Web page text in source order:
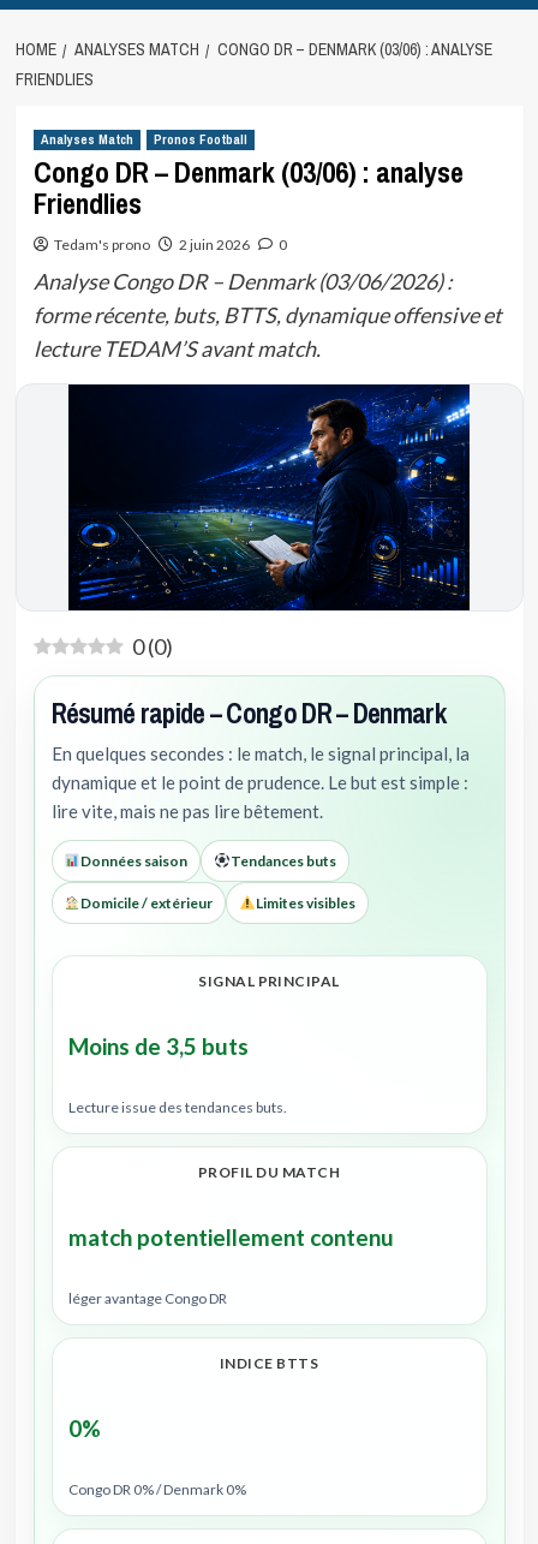
HOME ANALYSES MATCH
CONGO DR – DENMARK (03/06) : ANALYSE
FRIENDLIES
Analyses Match Pronos Football
Congo DR – Denmark (03/06) : analyse
Friendlies
Tedam's prono 2 juin 2026 0
Analyse Congo DR – Denmark (03/06/2026) :
forme récente, buts, BTTS, dynamique offensive et
lecture TEDAM’S avant match.
0(0)
Résumé rapide – Congo DR – Denmark
En quelques secondes : le match, le signal principal, la
dynamique et le point de prudence. Le but est simple :
lire vite, mais ne pas lire bêtement.
Données saison Tendances buts
Domicile / extérieur Limites visibles
SIGNAL PRINCIPAL
Moins de 3,5 buts
Lecture issue des tendances buts.
PROFIL DU MATCH
match potentiellement contenu
léger avantage Congo DR
INDICE BTTS
0%
Congo DR 0% / Denmark 0%